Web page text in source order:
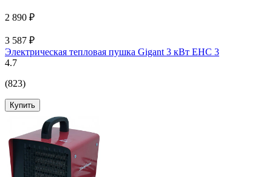
2 890 ₽
3 587 ₽
Электрическая тепловая пушка Gigant 3 кВт EHC 3
4.7
(823)
Купить